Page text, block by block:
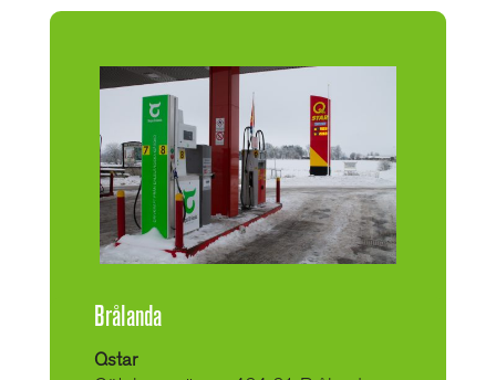
Brålanda
Qstar